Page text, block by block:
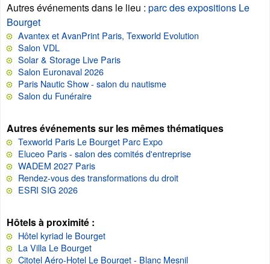
Autres événements dans le lieu : parc des expositions Le
Bourget
Avantex et AvanPrint Paris, Texworld Evolution
Salon VDL
Solar & Storage Live Paris
Salon Euronaval 2026
Paris Nautic Show - salon du nautisme
Salon du Funéraire
Autres événements sur les mêmes thématiques
Texworld Paris Le Bourget Parc Expo
Eluceo Paris - salon des comités d'entreprise
WADEM 2027 Paris
Rendez-vous des transformations du droit
ESRI SIG 2026
Hôtels à proximité :
Hôtel kyriad le Bourget
La Villa Le Bourget
Citotel Aéro-Hotel Le Bourget - Blanc Mesnil